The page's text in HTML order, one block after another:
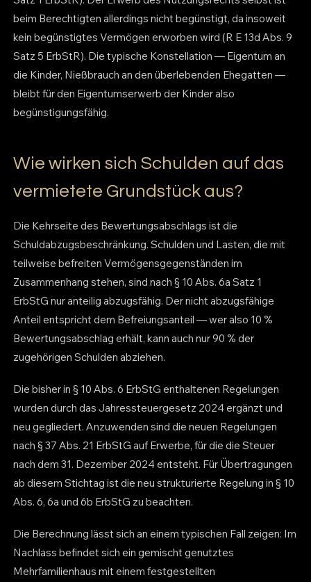
beim Berechtigten allerdings nicht begünstigt, da insoweit
kein begünstigtes Vermögen erworben wird (R E 13d Abs. 9
Satz 5 ErbStR). Die typische Konstellation — Eigentum an
die Kinder, Nießbrauch an den überlebenden Ehegatten —
bleibt für den Eigentumserwerb der Kinder also
begünstigungsfähig.
Wie wirken sich Schulden auf das
vermietete Grundstück aus?
Die Kehrseite des Bewertungsabschlags ist die
Schuldabzugsbeschränkung. Schulden und Lasten, die mit
teilweise befreiten Vermögensgegenständen im
Zusammenhang stehen, sind nach § 10 Abs. 6a Satz 1
ErbStG nur anteilig abzugsfähig. Der nicht abzugsfähige
Anteil entspricht dem Befreiungsanteil — wer also 10 %
Bewertungsabschlag erhält, kann auch nur 90 % der
zugehörigen Schulden abziehen.
Die bisher in § 10 Abs. 6 ErbStG enthaltenen Regelungen
wurden durch das Jahressteuergesetz 2024 ergänzt und
neu gegliedert. Anzuwenden sind die neuen Regelungen
nach § 37 Abs. 21 ErbStG auf Erwerbe, für die die Steuer
nach dem 31. Dezember 2024 entsteht. Für Übertragungen
ab diesem Stichtag ist die neu strukturierte Regelung in § 10
Abs. 6, 6a und 6b ErbStG zu beachten.
Die Berechnung lässt sich an einem typischen Fall zeigen: Im
Nachlass befindet sich ein gemischt genutztes
Mehrfamilienhaus mit einem festgestellten